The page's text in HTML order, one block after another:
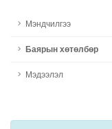
Мэндчилгээ
Баярын хөтөлбөр
Мэдээлэл